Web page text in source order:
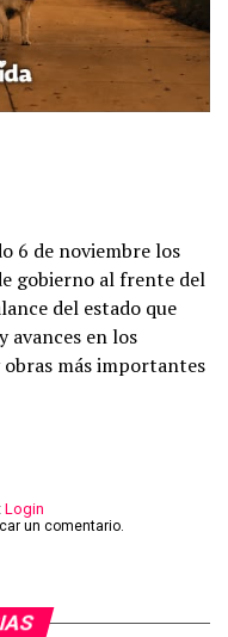
6 de noviembre los
gobierno al frente del
del estado que
avances en los
más importantes
Login
un comentario.